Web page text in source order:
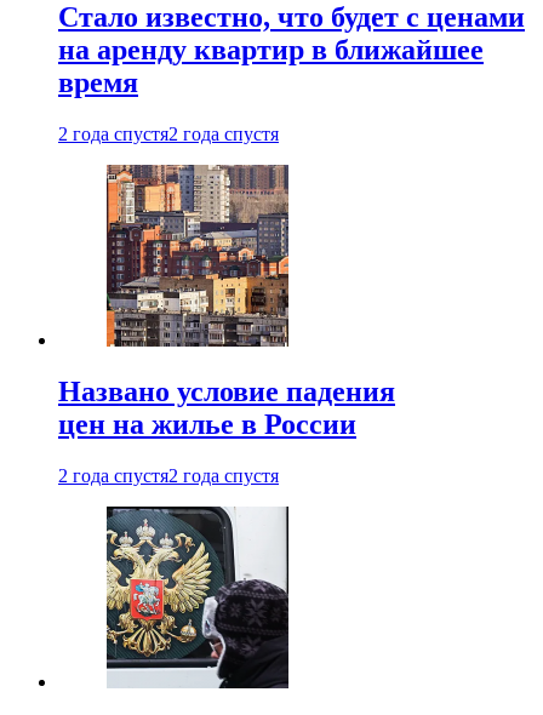
Стало известно, что будет с ценами
на аренду квартир в ближайшее
время
2 года спустя2 года спустя
Названо условие падения
цен на жилье в России
2 года спустя2 года спустя